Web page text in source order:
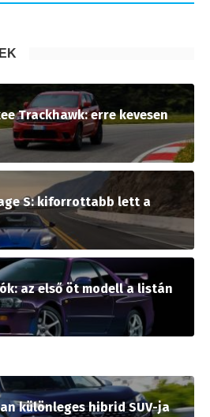
Trackhawk: erre kevesen
S: kiforrottabb lett a
az első öt modell a listán
különleges hibrid SUV-ja